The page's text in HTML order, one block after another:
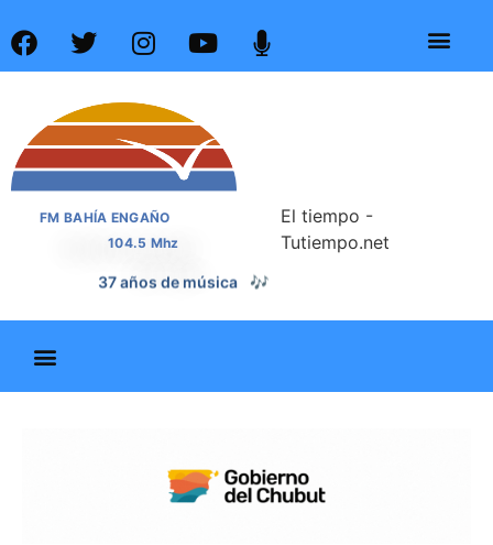
FM BAHÍA ENGAÑO
104.5 Mhz
37 años de noticias 📰
El tiempo -
Tutiempo.net